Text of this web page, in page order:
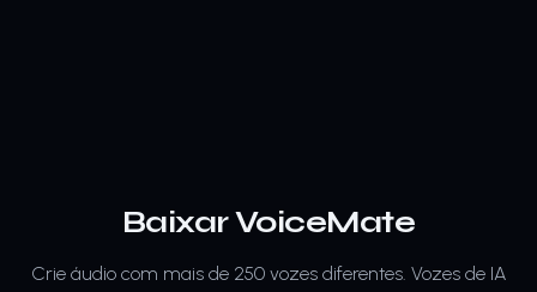
Baixar VoiceMate
Crie áudio com mais de 250 vozes diferentes. Vozes de IA